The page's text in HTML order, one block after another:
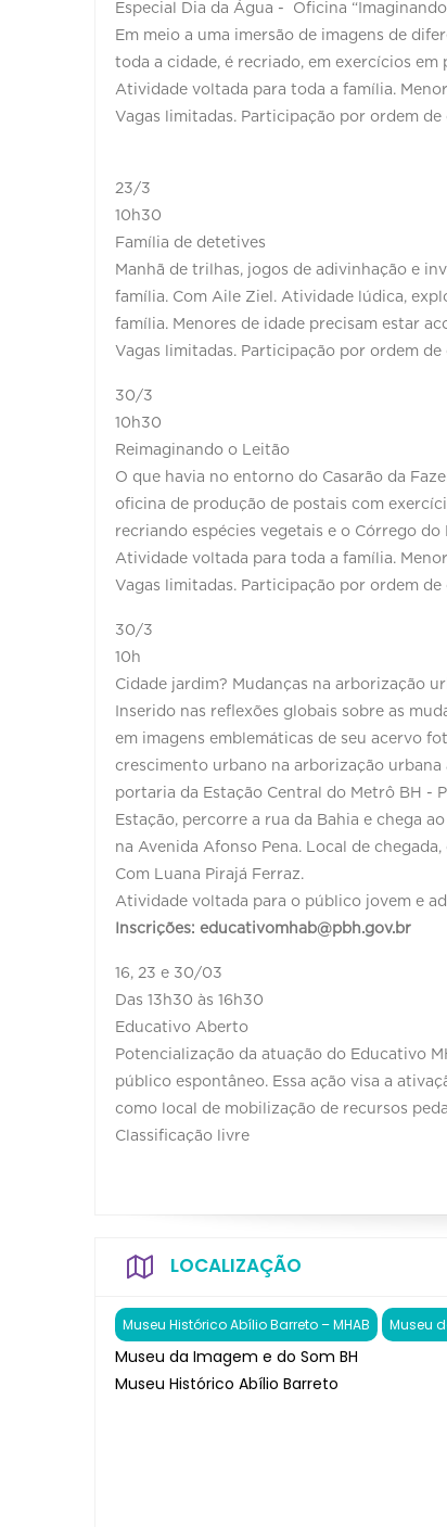
Especial Dia da Água - Oficina
Em meio a uma imersão de imagens de
toda a cidade, é recriado, em exercícios
Atividade voltada para toda a família.
Vagas limitadas. Participação por ordem
23/3
10h30
Família de detetives
Manhã de trilhas, jogos de adivinhação e
família. Com Aile Ziel. Atividade lúdica,
família. Menores de idade precisam estar
Vagas limitadas. Participação por ordem
30/3
10h30
Reimaginando o Leitão
O que havia no entorno do Casarão da
oficina de produção de postais com
recriando espécies vegetais e o Córrego do
Atividade voltada para toda a família.
Vagas limitadas. Participação por ordem
30/3
10h
Cidade jardim? Mudanças na arborização
Inserido nas reflexões globais sobre as
em imagens emblemáticas de seu acervo
crescimento urbano na arborização
portaria da Estação Central do Metrô BH -
Estação, percorre a rua da Bahia e chega
na Avenida Afonso Pena. Local de
Com Luana Pirajá Ferraz.
Atividade voltada para o público jovem e
Inscrições: educativomhab@pbh.gov.br
16, 23 e 30/03
Das 13h30 às 16h30
Educativo Aberto
Potencialização da atuação do Educativo
público espontâneo. Essa ação visa a
como local de mobilização de recursos
Classificação livre
LOCALIZAÇÃO
Museu Histórico Abílio Barreto – MHAB Museu
Museu da Imagem e do Som BH
Museu Histórico Abílio Barreto